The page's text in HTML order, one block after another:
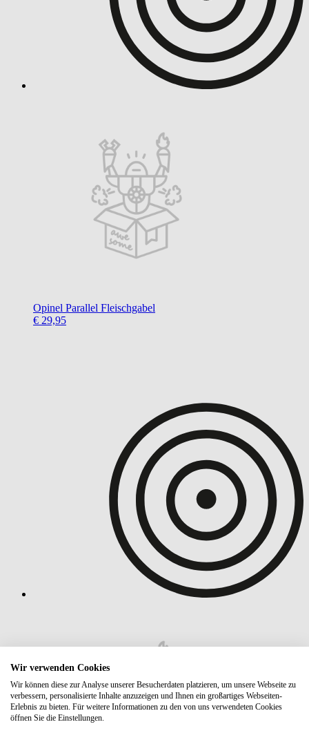
Opinel Parallel Fleischgabel
€ 29,95
Wir verwenden Cookies
Wir können diese zur Analyse unserer Besucherdaten platzieren, um unsere Webseite zu
verbessern, personalisierte Inhalte anzuzeigen und Ihnen ein großartiges Webseiten-
Erlebnis zu bieten. Für weitere Informationen zu den von uns verwendeten Cookies
öffnen Sie die Einstellungen.